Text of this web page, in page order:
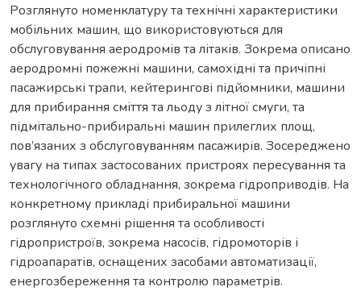
Розглянуто номенклатуру та технічні характеристики
мобільних машин, що використовуються для
обслуговування аеродромів та літаків. Зокрема описано
аеродромні пожежні машини, самохідні та причіпні
пасажирські трапи, кейтерингові підйомники, машини
для прибирання сміття та льоду з літної смуги, та
підмітально-прибиральні машин прилеглих площ,
пов’язаних з обслуговуванням пасажирів. Зосереджено
увагу на типах застосованих пристроях пересування та
технологічного обладнання, зокрема гідроприводів. На
конкретному прикладі прибиральної машини
розглянуто схемні рішення та особливості
гідропристроїв, зокрема насосів, гідромоторів і
гідроапаратів, оснащених засобами автоматизації,
енергозбереження та контролю параметрів.